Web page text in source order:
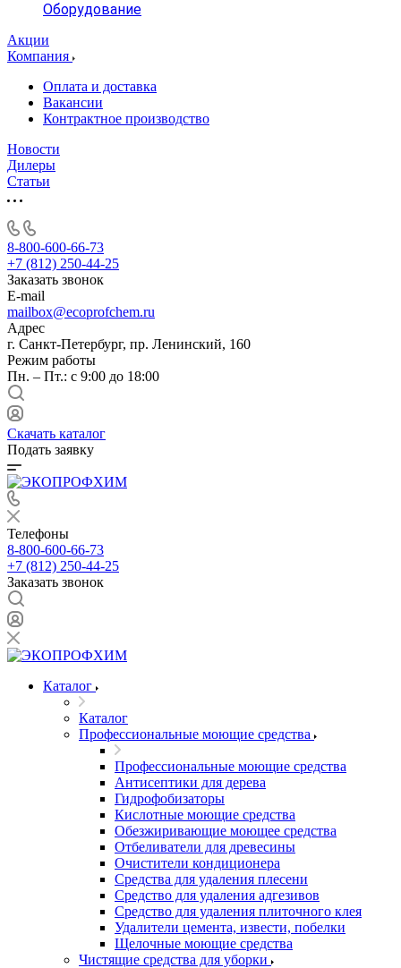
Оборудование
Акции
Компания
Оплата и доставка
Вакансии
Контрактное производство
Новости
Дилеры
Статьи
8-800-600-66-73
+7 (812) 250-44-25
Заказать звонок
E-mail
mailbox@ecoprofchem.ru
Адрес
г. Санкт-Петербург, пр. Ленинский, 160
Режим работы
Пн. – Пт.: с 9:00 до 18:00
Скачать каталог
Подать заявку
Телефоны
8-800-600-66-73
+7 (812) 250-44-25
Заказать звонок
Каталог
Каталог
Профессиональные моющие средства
Профессиональные моющие средства
Антисептики для дерева
Гидрофобизаторы
Кислотные моющие средства
Обезжиривающие моющее средства
Отбеливатели для древесины
Очистители кондиционера
Средства для удаления плесени
Средство для удаления адгезивов
Средство для удаления плиточного клея
Удалители цемента, извести, побелки
Щелочные моющие средства
Чистящие средства для уборки